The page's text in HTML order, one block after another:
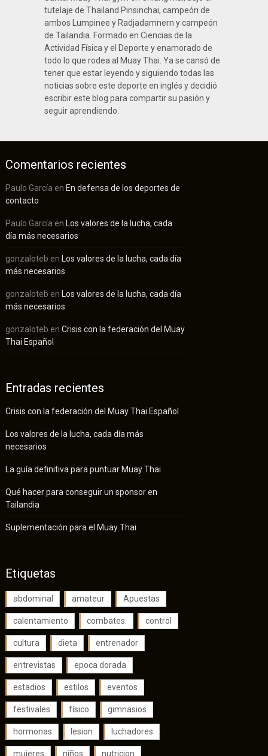
tutelaje de Thailand Pinsinchai, campeón de
ambos Lumpinee y Radjadamnern y campeón
de Tailandia. Formado en Ciencias de la
Actividad Física y el Deporte y enamorado de
todo lo que rodea al Muay Thai. Ya se cansó de
tener que estar leyendo y siguiendo todas las
noticias sobre este deporte en inglés y decidió
escribir este blog para compartir su pasión y
seguir aprendiendo.
Comentarios recientes
Paulo García en En defensa de los deportes de
contacto
Paulo García en Los valores de la lucha, cada
día más necesarios
gonzaloteb en Los valores de la lucha, cada día
más necesarios
gonzaloteb en Los valores de la lucha, cada día
más necesarios
gonzaloteb en Crisis con la federación del Muay
Thai Español
Entradas recientes
Crisis con la federación del Muay Thai Español
Los valores de la lucha, cada día más
necesarios
La guía definitiva para puntuar Muay Thai
Qué hacer para conseguir un sponsor en
Tailandia
Suplementación para el Muay Thai
Etiquetas
abdominal amateur Apuestas
calentamiento combates. control
cultura dieta entrenador
entrevistas epoca dorada
estadios estilos eventos
festivales físico gimnasios
hormonas lesion luchadores
mujeres niños nutricion